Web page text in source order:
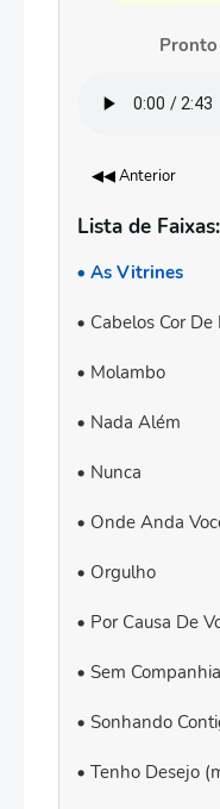
◀◀ Anterior
Lista de Faixas:
As Vitrines
Cabelos Cor De
Molambo
Nada Além
Nunca
Onde Anda
Orgulho
Por Causa De
Sem Companhia
Sonhando
Tenho Desejo